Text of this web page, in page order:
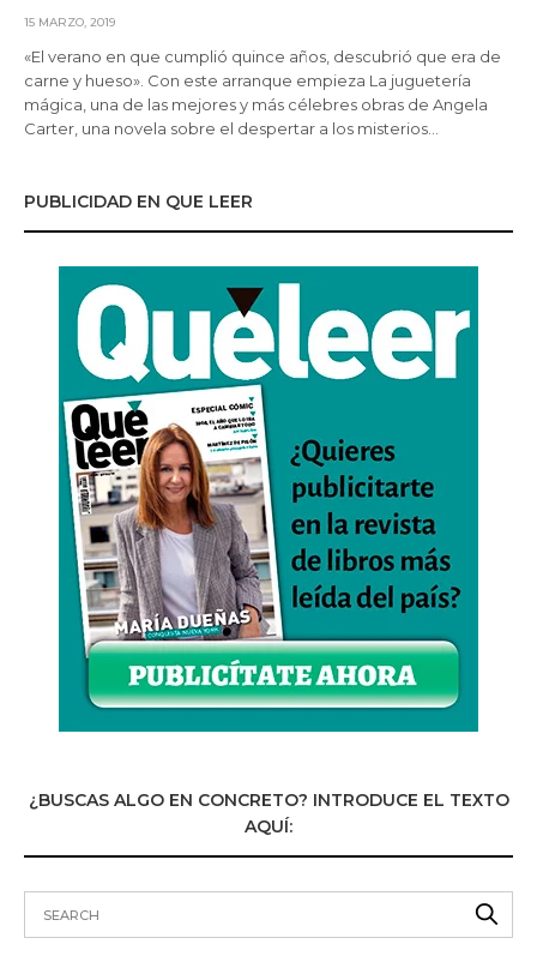
15 MARZO, 2019
«El verano en que cumplió quince años, descubrió que era de
carne y hueso». Con este arranque empieza La juguetería
mágica, una de las mejores y más célebres obras de Angela
Carter, una novela sobre el despertar a los misterios…
PUBLICIDAD EN QUE LEER
¿BUSCAS ALGO EN CONCRETO? INTRODUCE EL TEXTO
AQUÍ: